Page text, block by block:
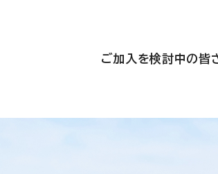
ご加入を検討中の皆